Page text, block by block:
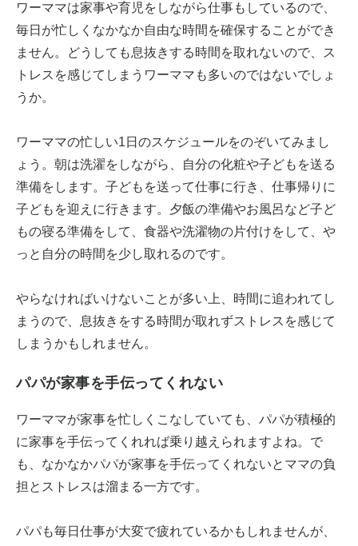
ワーママは家事や育児をしながら仕事もしているので、
毎日が忙しくなかなか自由な時間を確保することができ
ません。どうしても息抜きする時間を取れないので、ス
トレスを感じてしまうワーママも多いのではないでしょ
うか。
ワーママの忙しい1日のスケジュールをのぞいてみまし
ょう。朝は洗濯をしながら、自分の化粧や子どもを送る
準備をします。子どもを送って仕事に行き、仕事帰りに
子どもを迎えに行きます。夕飯の準備やお風呂など子ど
もの寝る準備をして、食器や洗濯物の片付けをして、や
っと自分の時間を少し取れるのです。
やらなければいけないことが多い上、時間に追われてし
まうので、息抜きをする時間が取れずストレスを感じて
しまうかもしれません。
パパが家事を手伝ってくれない
ワーママが家事を忙しくこなしていても、パパが積極的
に家事を手伝ってくれれば乗り越えられますよね。で
も、なかなかパパが家事を手伝ってくれないとママの負
担とストレスは溜まる一方です。
パパも毎日仕事が大変で疲れているかもしれませんが、